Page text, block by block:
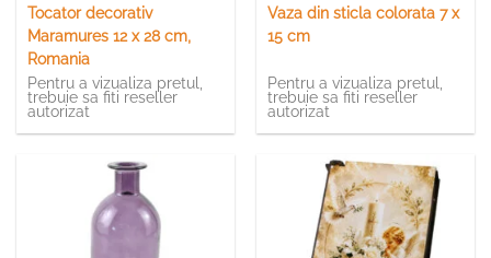
Tocator decorativ
Maramures 12 x 28 cm,
Romania
Pentru a vizualiza pretul,
trebuie sa fiti reseller
autorizat
Vaza din sticla colorata 7 x
15 cm
Pentru a vizualiza pretul,
trebuie sa fiti reseller
autorizat